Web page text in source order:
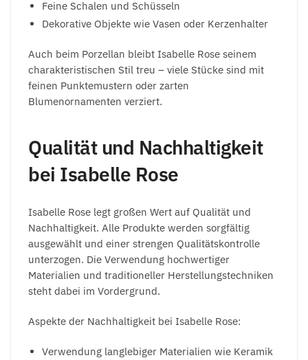
Feine Schalen und Schüsseln
Dekorative Objekte wie Vasen oder Kerzenhalter
Auch beim Porzellan bleibt Isabelle Rose seinem
charakteristischen Stil treu – viele Stücke sind mit
feinen Punktemustern oder zarten
Blumenornamenten verziert.
Qualität und Nachhaltigkeit
bei Isabelle Rose
Isabelle Rose legt großen Wert auf Qualität und
Nachhaltigkeit. Alle Produkte werden sorgfältig
ausgewählt und einer strengen Qualitätskontrolle
unterzogen. Die Verwendung hochwertiger
Materialien und traditioneller Herstellungstechniken
steht dabei im Vordergrund.
Aspekte der Nachhaltigkeit bei Isabelle Rose:
Verwendung langlebiger Materialien wie Keramik